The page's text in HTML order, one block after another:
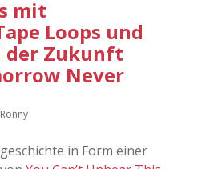
Disco
mal so
Sinnwahn
Dropdown-
Menü
öffnen
2010
2011
2012
mit
Loops und
der Zukunft
Never
Ronny
in Form einer